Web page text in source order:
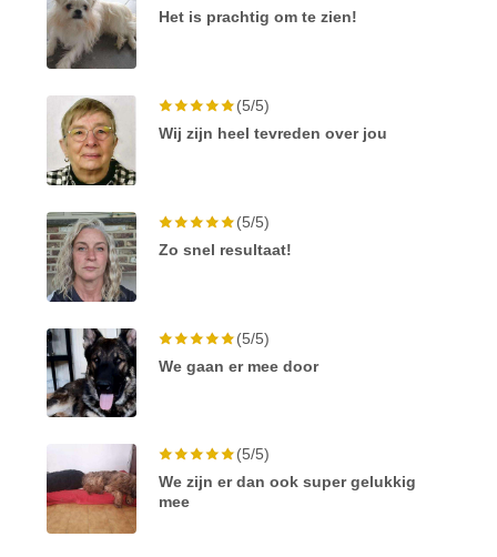
Het is prachtig om te zien!
(5/5)
Wij zijn heel tevreden over jou
(5/5)
Zo snel resultaat!
(5/5)
We gaan er mee door
(5/5)
We zijn er dan ook super gelukkig
mee